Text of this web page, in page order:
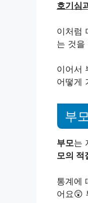
호기심
이처럼
는 것을
이어서
어떻게
부
부모는
모의 적
통계에
어요😲